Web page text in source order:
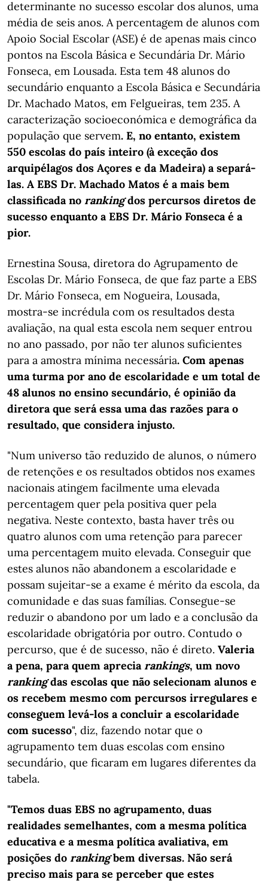
determinante no sucesso escolar dos alunos, uma
média de seis anos. A percentagem de alunos com
Apoio Social Escolar (ASE) é de apenas mais cinco
pontos na Escola Básica e Secundária Dr. Mário
Fonseca, em Lousada. Esta tem 48 alunos do
secundário enquanto a Escola Básica e Secundária
Dr. Machado Matos, em Felgueiras, tem 235. A
caracterização socioeconómica e demográfica da
população que servem. E, no entanto, existem
550 escolas do país inteiro (à exceção dos
arquipélagos dos Açores e da Madeira) a separá-
las. A EBS Dr. Machado Matos é a mais bem
classificada no rankingdos percursos diretos de
sucesso enquanto a EBS Dr. Mário Fonseca é a
pior.
Ernestina Sousa, diretora do Agrupamento de
Escolas Dr. Mário Fonseca, de que faz parte a EBS
Dr. Mário Fonseca, em Nogueira, Lousada,
mostra-se incrédula com os resultados desta
avaliação, na qual esta escola nem sequer entrou
no ano passado, por não ter alunos suficientes
para a amostra mínima necessária. Com apenas
uma turma por ano de escolaridade e um total de
48 alunos no ensino secundário, é opinião da
diretora que será essa uma das razões para o
resultado, que considera injusto.
"Num universo tão reduzido de alunos, o número
de retenções e os resultados obtidos nos exames
nacionais atingem facilmente uma elevada
percentagem quer pela positiva quer pela
negativa. Neste contexto, basta haver três ou
quatro alunos com uma retenção para parecer
uma percentagem muito elevada. Conseguir que
estes alunos não abandonem a escolaridade e
possam sujeitar-se a exame é mérito da escola, da
comunidade e das suas famílias. Consegue-se
reduzir o abandono por um lado e a conclusão da
escolaridade obrigatória por outro. Contudo o
percurso, que é de sucesso, não é direto. Valeria
a pena, para quem apreciarankings, um novo
rankingdas escolas que não selecionam alunos e
os recebem mesmo com percursos irregulares e
conseguem levá-los a concluir a escolaridade
com sucesso", diz, fazendo notar que o
agrupamento tem duas escolas com ensino
secundário, que ficaram em lugares diferentes da
tabela.
"Temos duas EBS no agrupamento, duas
realidades semelhantes, com a mesma política
educativa e a mesma política avaliativa, em
posições do rankingbem diversas. Não será
preciso mais para se perceber que estes